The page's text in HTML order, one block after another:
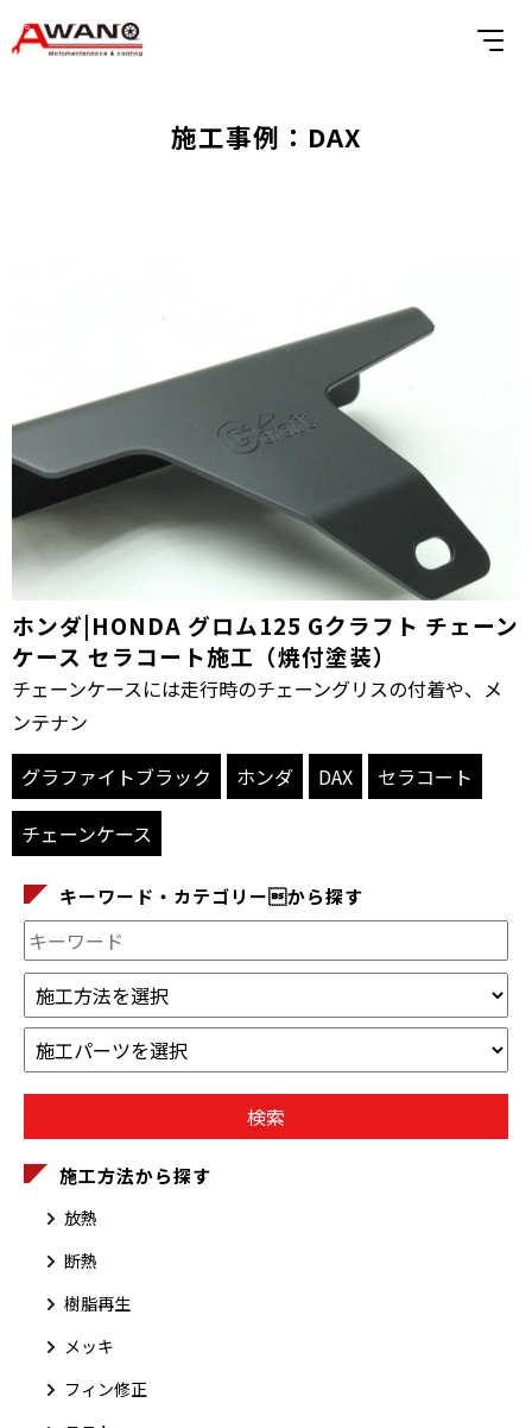
施工事例：DAX
ホンダ|HONDA グロム125 Gクラフト チェーン
ケース セラコート施工（焼付塗装）
チェーンケースには走行時のチェーングリスの付着や、メ
ンテナン
グラファイトブラック
ホンダ DAX
セラコート
チェーンケース
キーワード・カテゴリーから探す
施工方法から探す
放熱
断熱
樹脂再生
メッキ
フィン修正